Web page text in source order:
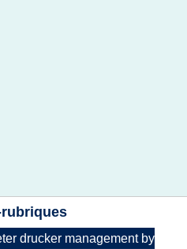
drucker management by